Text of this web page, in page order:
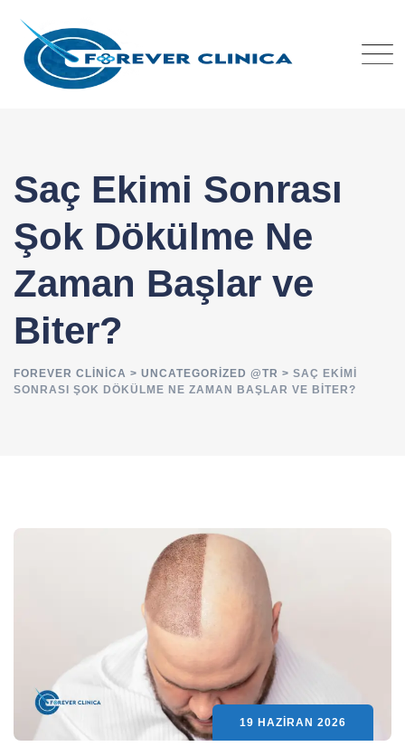
content
Saç Ekimi Sonrası
Şok Dökülme Ne
Zaman Başlar ve
Biter?
FOREVER CLINICA > UNCATEGORIZED @TR > SAÇ EKIMI
SONRASI ŞOK DÖKÜLME NE ZAMAN BAŞLAR VE BITER?
19 HAZIRAN 2026